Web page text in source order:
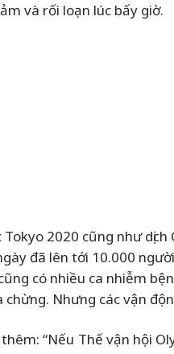
và rối loạn lúc bấy giờ.
Tokyo 2020 cũng như
đã lên tới 10.000
có nhiều ca nhiễm
Nhưng các vận
“Nếu Thế vận hội